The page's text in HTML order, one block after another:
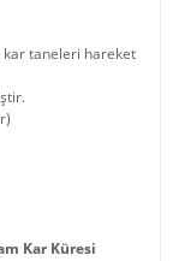
taneleri hareket
Kar Küresi